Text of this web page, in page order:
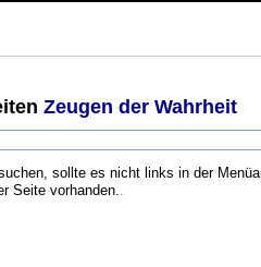
Zeugen der Wahrheit
sollte es nicht links in der
Seite vorhanden.